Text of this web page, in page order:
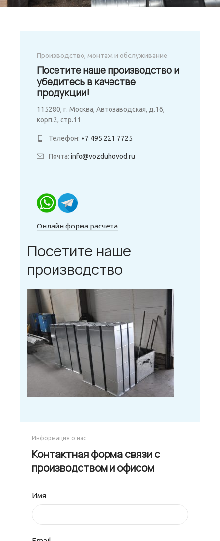
Производство, монтаж и обслуживание
Посетите наше производство и
убедитесь в качестве
продукции!
115280, г. Москва, Автозаводская, д.16,
корп.2, стр.11
Телефон: +7 495 221 7725
Почта: info@vozduhovod.ru
Онлайн форма расчета
Посетите наше
производство
Информация о нас
Контактная форма связи с
производством и офисом
Имя